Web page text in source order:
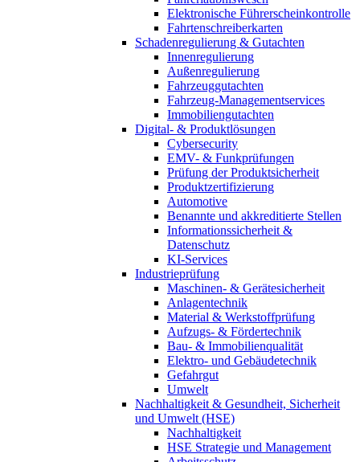
Elektronische Führerscheinkontrolle
Fahrtenschreiberkarten
Schadenregulierung & Gutachten
Innenregulierung
Außenregulierung
Fahrzeuggutachten
Fahrzeug-Managementservices
Immobiliengutachten
Digital- & Produktlösungen
Cybersecurity
EMV- & Funkprüfungen
Prüfung der Produktsicherheit
Produktzertifizierung
Automotive
Benannte und akkreditierte Stellen
Informationssicherheit &
Datenschutz
KI-Services
Industrieprüfung
Maschinen- & Gerätesicherheit
Anlagentechnik
Material & Werkstoffprüfung
Aufzugs- & Fördertechnik
Bau- & Immobilienqualität
Elektro- und Gebäudetechnik
Gefahrgut
Umwelt
Nachhaltigkeit & Gesundheit, Sicherheit
und Umwelt (HSE)
Nachhaltigkeit
HSE Strategie und Management